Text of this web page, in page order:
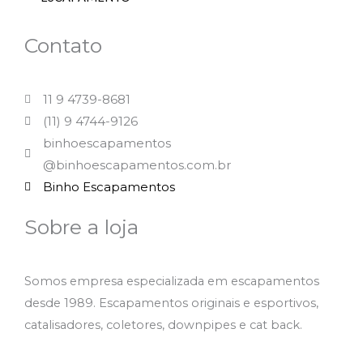
Contato
11 9 4739-8681
(11) 9 4744-9126
binhoescapamentos
@binhoescapamentos.com.br
Binho Escapamentos
Sobre a loja
Somos empresa especializada em escapamentos
desde 1989. Escapamentos originais e esportivos,
catalisadores, coletores, downpipes e cat back.